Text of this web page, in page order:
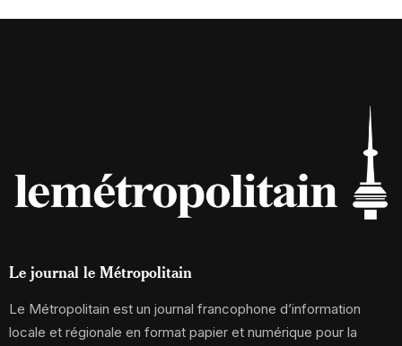
Le journal le Métropolitain
Le Métropolitain est un journal francophone d’information
locale et régionale en format papier et numérique pour la